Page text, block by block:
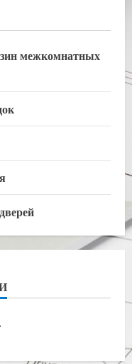
межкомнатных